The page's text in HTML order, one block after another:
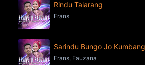
Rindu Talarang
Frans
Sarindu Bungo Jo Kumbang
Frans, Fauzana